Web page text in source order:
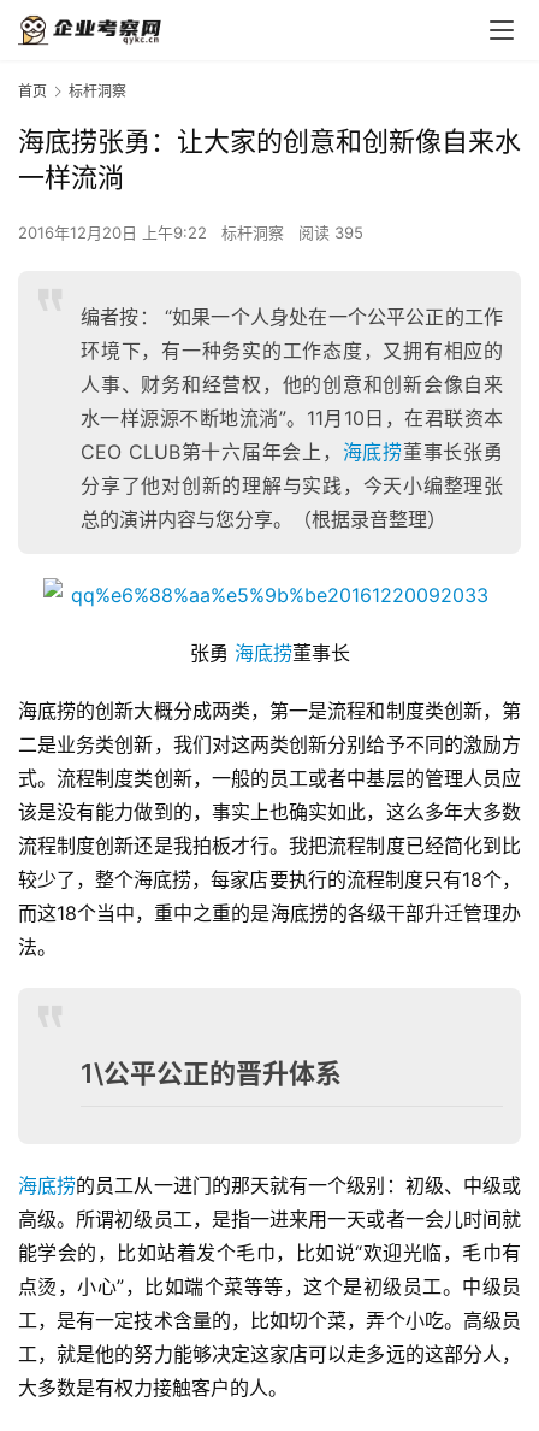
首页 标杆洞察
​海底捞张勇：让大家的创意和创新像自来水
一样流淌
2016年12月20日 上午9:22 标杆洞察 阅读 395
编者按： “如果一个人身处在一个公平公正的工作
环境下，有一种务实的工作态度，又拥有相应的
人事、财务和经营权，他的创意和创新会像自来
水一样源源不断地流淌”。11月10日，在君联资本
CEO CLUB第十六届年会上， 海底捞董事长张勇
分享了他对创新的理解与实践，今天小编整理张
总的演讲内容与您分享。（根据录音整理）
张勇 海底捞董事长
海底捞的创新大概分成两类，第一是流程和制度类创新，第
二是业务类创新，我们对这两类创新分别给予不同的激励方
式。流程制度类创新，一般的员工或者中基层的管理人员应
该是没有能力做到的，事实上也确实如此，这么多年大多数
流程制度创新还是我拍板才行。我把流程制度已经简化到比
较少了，整个海底捞，每家店要执行的流程制度只有18个，
而这18个当中，重中之重的是海底捞的各级干部升迁管理办
法。
1\公平公正的晋升体系
海底捞的员工从一进门的那天就有一个级别：初级、中级或
高级。所谓初级员工，是指一进来用一天或者一会儿时间就
能学会的，比如站着发个毛巾，比如说“欢迎光临，毛巾有
点烫，小心”，比如端个菜等等，这个是初级员工。中级员
工，是有一定技术含量的，比如切个菜，弄个小吃。高级员
工，就是他的努力能够决定这家店可以走多远的这部分人，
大多数是有权力接触客户的人。